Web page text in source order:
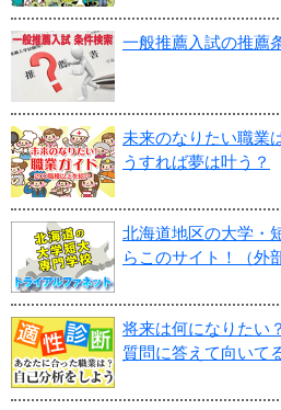
一般推薦入試の推薦
未来のなりたい職業
うすれば夢は叶う？
北海道地区の大学・
らこのサイト！（外
将来は何になりたい
質問に答えて向いて